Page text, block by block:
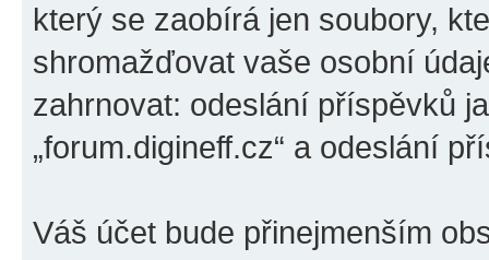
který se zaobírá jen soubory,
shromažďovat vaše osobní
zahrnovat: odeslání příspěvků
„forum.digineff.cz“ a odeslání
Váš účet bude přinejmenším